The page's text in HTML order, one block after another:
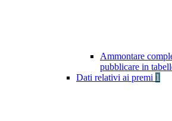
Ammontare
pubblicare in
Dati relativi ai premi 1